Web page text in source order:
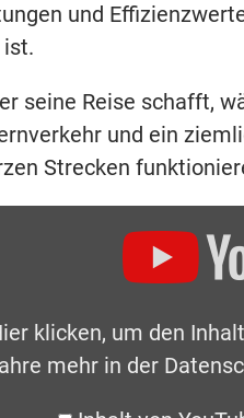
und
seine Reise schafft,
und ein
Strecken
klicken, um den
mehr in der